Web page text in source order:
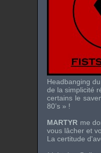
Headbanging
de la simplicité
certains le
80’s » !
MARTYR me
vous lâcher et
La certitude